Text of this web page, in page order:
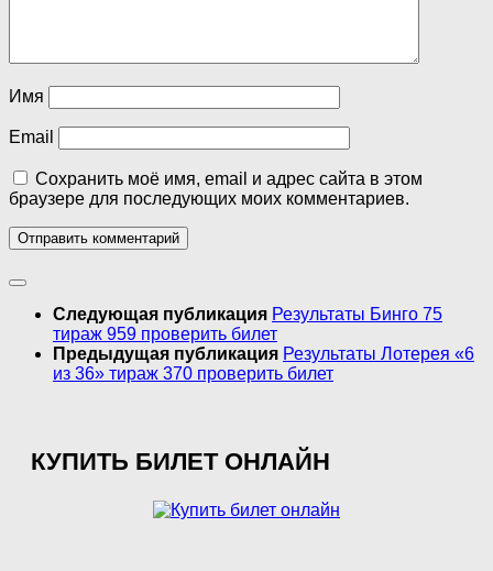
Имя
Email
Сохранить моё имя, email и адрес сайта в этом
браузере для последующих моих комментариев.
Следующая публикация Результаты Бинго 75
тираж 959 проверить билет
Предыдущая публикация Результаты Лотерея «6
из 36» тираж 370 проверить билет
КУПИТЬ БИЛЕТ ОНЛАЙН